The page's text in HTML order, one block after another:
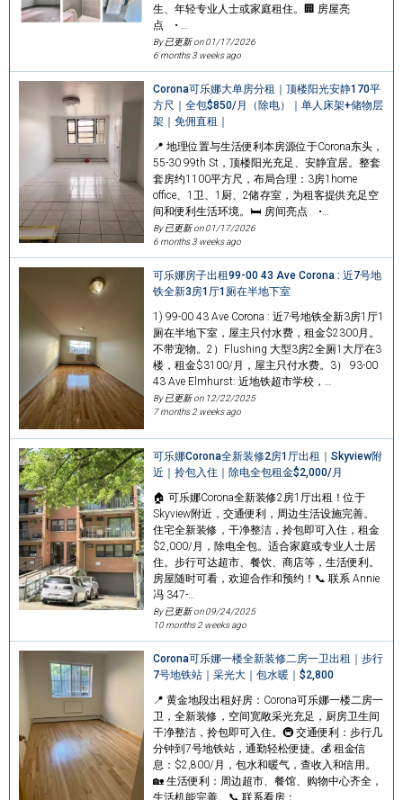
生、年轻专业人士或家庭租住。🏢 房屋亮
点 • …
By 已更新 on01/17/2026
6 months 3 weeks ago
Corona可乐娜大单房分租｜顶楼阳光安静170平
方尺｜全包$850/月（除电）｜单人床架+储物层
架｜免佣直租｜
📍 地理位置与生活便利本房源位于Corona东头，
55-30 99th St，顶楼阳光充足、安静宜居。整套
套房约1100平方尺，布局合理：3房1home
office、1卫、1厨、2储存室，为租客提供充足空
间和便利生活环境。🛏️ 房间亮点 •…
By 已更新 on01/17/2026
6 months 3 weeks ago
可乐娜房子出租99-00 43 Ave Corona : 近7号地
铁全新3房1厅1厕在半地下室
1) 99-00 43 Ave Corona : 近7号地铁全新3房1厅1
厕在半地下室，屋主只付水费，租金$2300月。
不带宠物。2）Flushing 大型3房2全厕1大厅在3
楼，租金$3100/月，屋主只付水费。3） 93-00
43 Ave Elmhurst: 近地铁超市学校，…
By 已更新 on 12/22/2025
7 months 2 weeks ago
可乐娜Corona全新装修2房1厅出租｜Skyview附
近｜拎包入住｜除电全包租金$2,000/月
🏠 可乐娜Corona全新装修2房1厅出租！位于
Skyview附近，交通便利，周边生活设施完善。
住宅全新装修，干净整洁，拎包即可入住，租金
$2,000/月，除电全包。适合家庭或专业人士居
住。步行可达超市、餐饮、商店等，生活便利。
房屋随时可看，欢迎合作和预约！📞 联系 Annie
冯 347-…
By 已更新 on09/24/2025
10 months 2 weeks ago
Corona可乐娜一楼全新装修二房一卫出租｜步行
7号地铁站｜采光大｜包水暖｜$2,800
📍 黄金地段出租好房：Corona可乐娜一楼二房一
卫，全新装修，空间宽敞采光充足，厨房卫生间
干净整洁，拎包即可入住。🚇 交通便利：步行几
分钟到7号地铁站，通勤轻松便捷。💰 租金信
息：$2,800/月，包水和暖气，查收入和信用。
🏡 生活便利：周边超市、餐馆、购物中心齐全，
生活机能完善。📞 联系看房：…